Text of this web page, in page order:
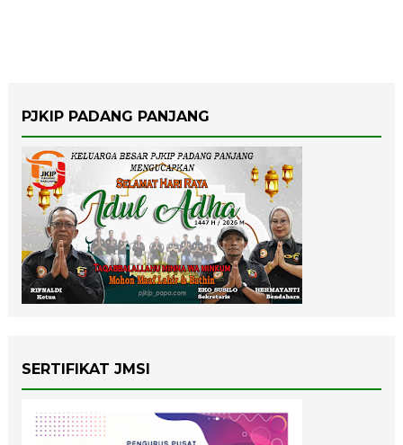
PJKIP PADANG PANJANG
SERTIFIKAT JMSI